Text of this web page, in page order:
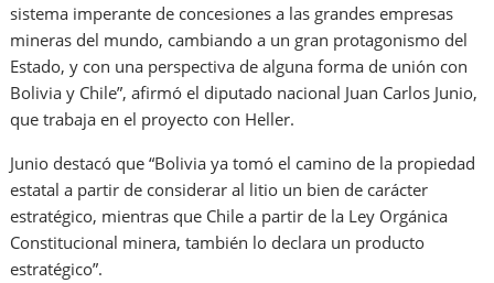
sistema imperante de concesiones a las grandes empresas
mineras del mundo, cambiando a un gran protagonismo del
Estado, y con una perspectiva de alguna forma de unión con
Bolivia y Chile”, afirmó el diputado nacional Juan Carlos Junio,
que trabaja en el proyecto con Heller.
Junio destacó que “Bolivia ya tomó el camino de la propiedad
estatal a partir de considerar al litio un bien de carácter
estratégico, mientras que Chile a partir de la Ley Orgánica
Constitucional minera, también lo declara un producto
estratégico”.